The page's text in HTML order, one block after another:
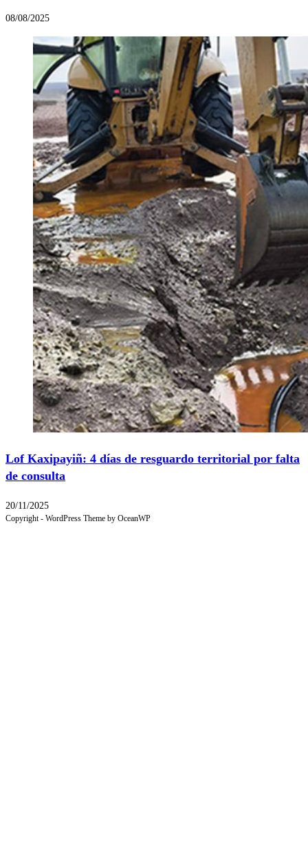
08/08/2025
Lof Kaxipayiñ: 4 días de resguardo territorial por falta
de consulta
20/11/2025
Copyright - WordPress Theme by OceanWP